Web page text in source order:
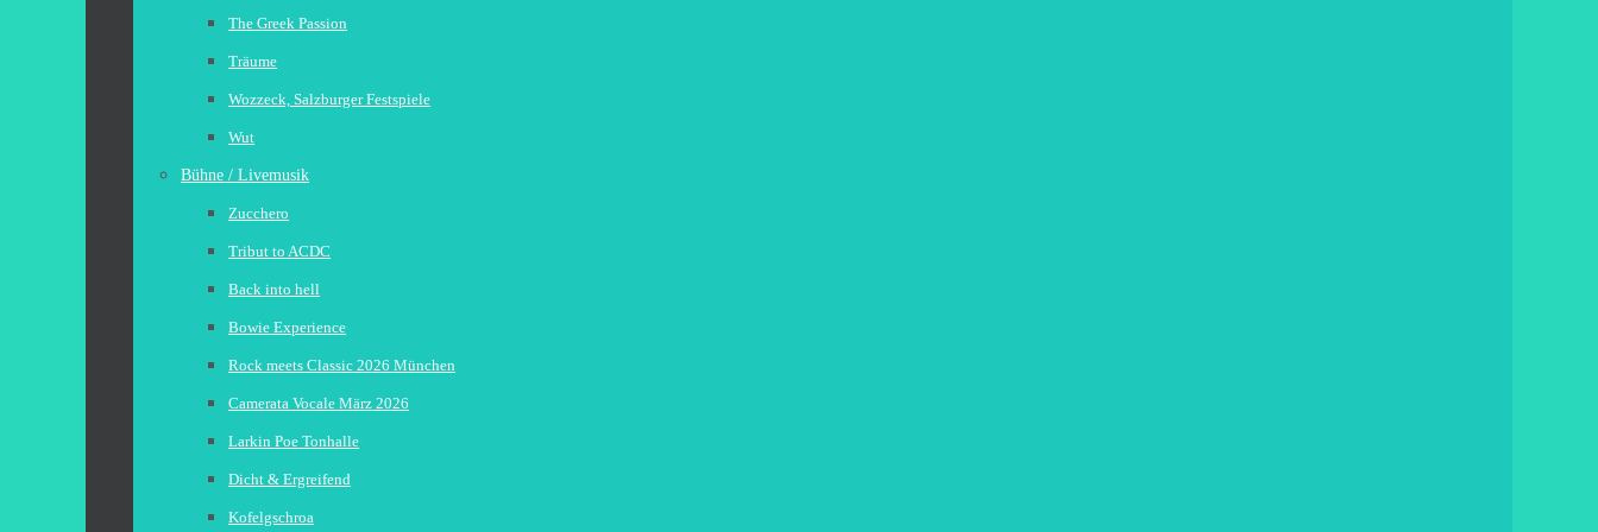
The Greek Passion
Träume
Wozzeck, Salzburger Festspiele
Wut
Bühne / Livemusik
Zucchero
Tribut to ACDC
Back into hell
Bowie Experience
Rock meets Classic 2026 München
Camerata Vocale März 2026
Larkin Poe Tonhalle
Dicht & Ergreifend
Kofelgschroa